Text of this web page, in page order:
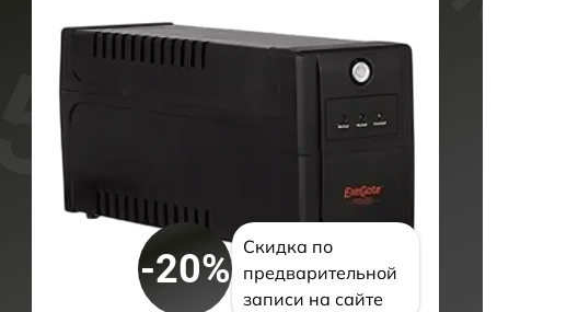
-20%
Скидка по
предварительной
записи на сайте